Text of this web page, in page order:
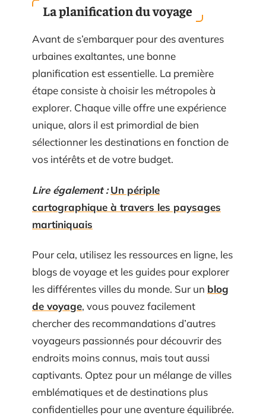
La planification du voyage
Avant de s’embarquer pour des aventures
urbaines exaltantes, une bonne
planification est essentielle. La première
étape consiste à choisir les métropoles à
explorer. Chaque ville offre une expérience
unique, alors il est primordial de bien
sélectionner les destinations en fonction de
vos intérêts et de votre budget.
Lire également : Un périple
cartographique à travers les paysages
martiniquais
Pour cela, utilisez les ressources en ligne, les
blogs de voyage et les guides pour explorer
les différentes villes du monde. Sur un blog
de voyage, vous pouvez facilement
chercher des recommandations d’autres
voyageurs passionnés pour découvrir des
endroits moins connus, mais tout aussi
captivants. Optez pour un mélange de villes
emblématiques et de destinations plus
confidentielles pour une aventure équilibrée.